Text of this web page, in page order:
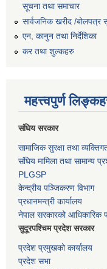
सूचना तथा समाचार
सार्वजनिक खरीद /बोलपत्र
एन, कानुन तथा निर्देशिका
कर तथा शुल्कहरु
महत्त्वपुर्ण
संघिय सरकार
सामाजिक सुरक्षा तथा
संघिय मामिला तथा सामान्य
PLGSP
केन्द्रीय पञ्जिकरण विभाग
प्रधानमन्त्री कार्यालय
नेपाल सरकारको आधिकारिक
सुदूरपश्चिम प्रदेश सरकार
प्रदेश प्रमुखको कार्यालय
प्रदेश सभा